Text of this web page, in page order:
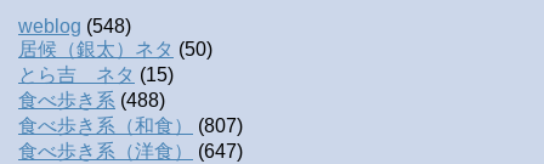
weblog (548)
居候（銀太）ネタ (50)
とら吉 ネタ (15)
食べ歩き系 (488)
食べ歩き系（和食）
(807)
食べ歩き系（洋食）
(647)